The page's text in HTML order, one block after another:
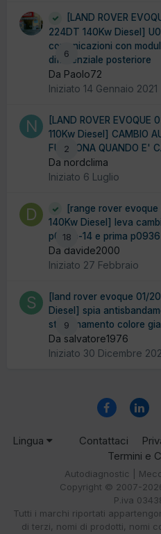
6
[LAND ROVER
224DT 140Kw Diesel]
comunicazioni con
differenziale posteriore
Da Paolo72
Iniziato 14 Gennaio 2021
2
[LAND ROVER
110Kw Diesel] CAMBIO
FUNZIONA QUANDO E'
Da nordclima
Iniziato 6 Luglio
18
[range rover
140Kw Diesel] leva
p099b-14 e prima
Da davide2000
Iniziato 27 Febbraio
9
[land rover evoque 01/
Diesel] spia
stazionamento colore
Da salvatore1976
Iniziato 30 Dicembre
Lingua Contattaci
Termini e
Autodiagnostic |
Copyright © 2007-
P.iva
Tutti i marchi riportati
di terzi, nomi di prodotti, nomi